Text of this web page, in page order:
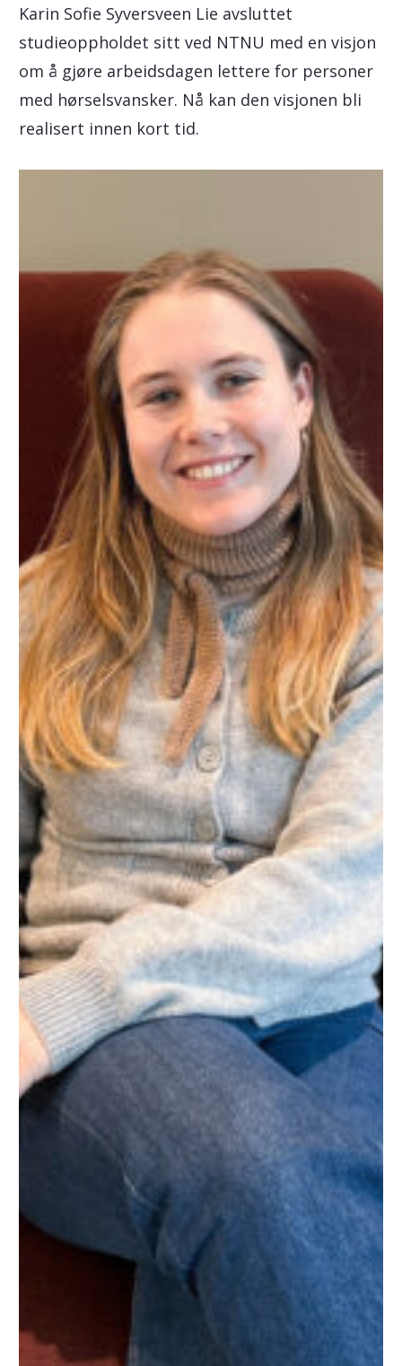
Karin Sofie Syversveen Lie avsluttet
studieoppholdet sitt ved NTNU med en visjon
om å gjøre arbeidsdagen lettere for personer
med hørselsvansker. Nå kan den visjonen bli
realisert innen kort tid.